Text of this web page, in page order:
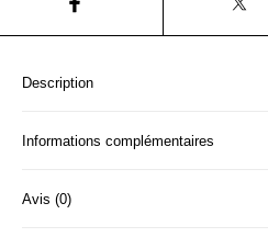
Description
Informations complémentaires
Avis (0)